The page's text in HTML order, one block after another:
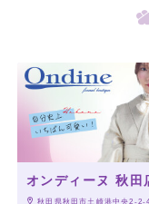
オンディーヌ 秋田
秋田県秋田市土崎港中央2-2-4